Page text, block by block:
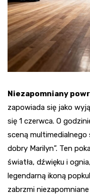
Niezapomniany
zapowiada się jako
się 1 czerwca. O
sceną multimedialnego
dobry Marilyn”. Ten
światła, dźwięku i
legendarną ikoną
zabrzmi niezapomniane